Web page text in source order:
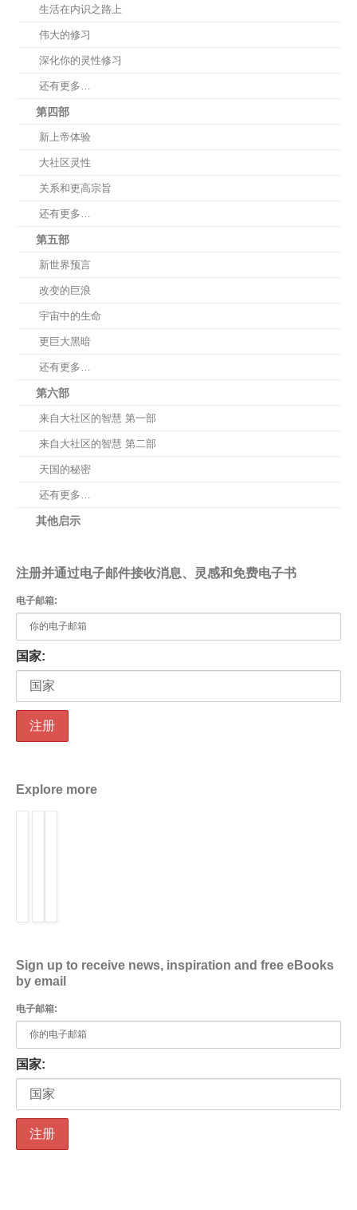
生活在内识之路上
伟大的修习
深化你的灵性修习
还有更多…
第四部
新上帝体验
大社区灵性
关系和更高宗旨
还有更多…
第五部
新世界预言
改变的巨浪
宇宙中的生命
更巨大黑暗
还有更多…
第六部
来自大社区的智慧 第一部
来自大社区的智慧 第二部
天国的秘密
还有更多…
其他启示
注册并通过电子邮件接收消息、灵感和免费电子书
电子邮箱:
国家:
Explore more
Sign up to receive news, inspiration and free eBooks
by email
电子邮箱:
国家: